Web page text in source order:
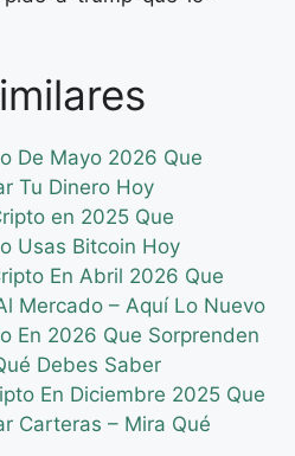
De Mayo 2026 Que
Tu Dinero Hoy
en 2025 Que
Usas Bitcoin Hoy
En Abril 2026 Que
Mercado – Aquí Lo Nuevo
En 2026 Que Sorprenden
Debes Saber
En Diciembre 2025 Que
Carteras – Mira Qué